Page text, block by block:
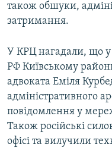
також обшуки,
затримання.
У КРЦ нагадали, що у
РФ Київському
адвоката Еміля
адміністративного
повідомлення у
Також російські
офісі та вилучили